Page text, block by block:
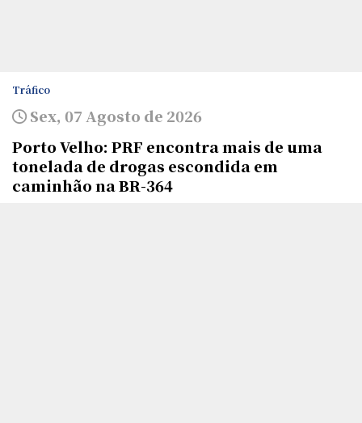
Tráfico
Sex, 07 Agosto de 2026
Porto Velho: PRF encontra mais de uma
tonelada de drogas escondida em
caminhão na BR-364